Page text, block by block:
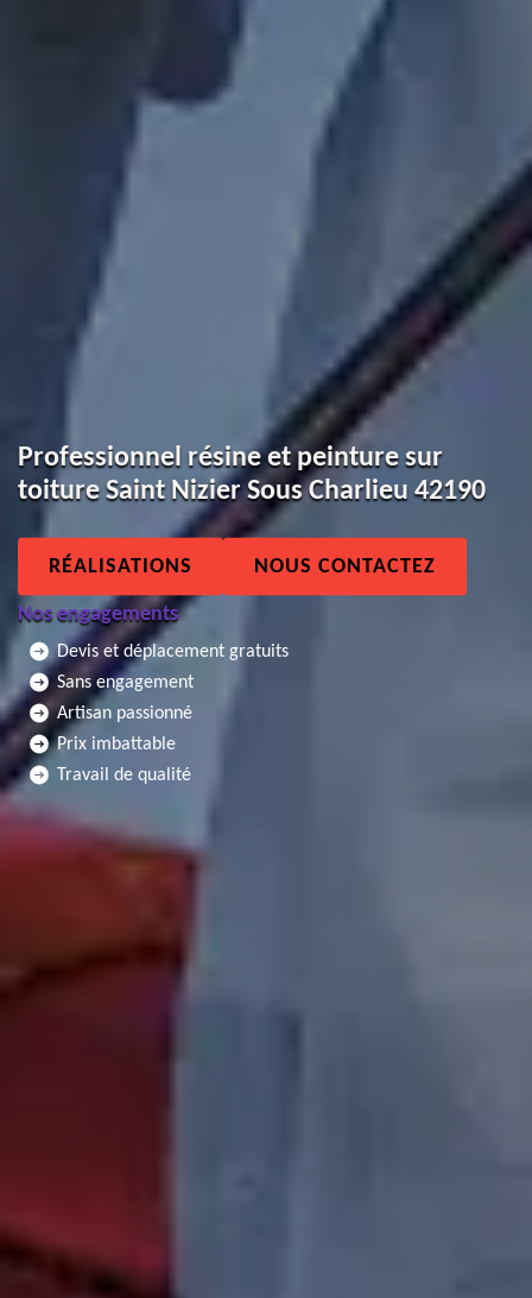
Professionnel résine et peinture sur
toiture Saint Nizier Sous Charlieu 42190
RÉALISATIONS NOUS CONTACTEZ
Nos engagements
Devis et déplacement gratuits
Sans engagement
Artisan passionné
Prix imbattable
Travail de qualité